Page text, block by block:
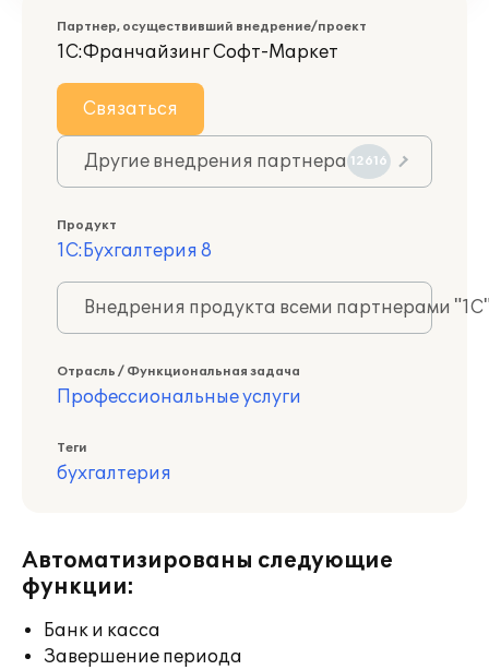
Партнер, осуществивший внедрение/проект
1С:Франчайзинг Софт-Маркет
Связаться
Другие внедрения партнера 12616
Продукт
1С:Бухгалтерия 8
Внедрения продукта всеми партнерами
Отрасль / Функциональная задача
Профессиональные услуги
Теги
бухгалтерия
Автоматизированы следующие
функции:
Банк и касса
Завершение периода